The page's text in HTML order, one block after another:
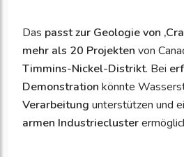
Das passt zur Geologie von
mehr als 20 Projekten von
Timmins-Nickel-Distrikt. Bei
Demonstration könnte
Verarbeitung unterstützen und
armen Industriecluster